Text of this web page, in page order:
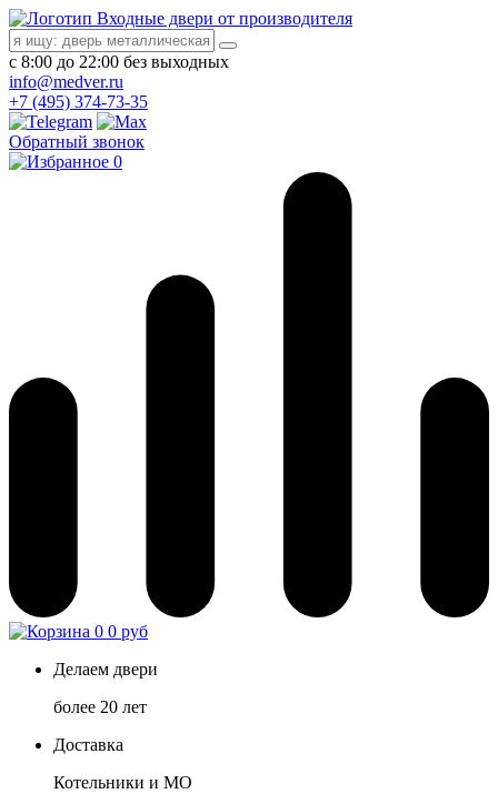
Входные двери от производителя
с 8:00 до 22:00 без выходных
info@medver.ru
+7 (495) 374-73-35
Обратный звонок
0
0 0 руб
Делаем двери
более 20 лет
Доставка
Котельники и МО